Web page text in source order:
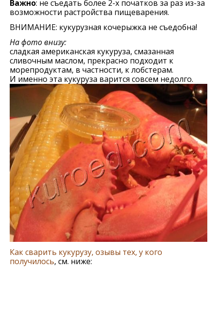
Важно: не съедать более 2-х початков за раз из-за
возможности растройства пищеварения.
ВНИМАНИЕ: кукурузная кочерыжка не съедобна!
На фото внизу:
сладкая американская кукуруза, смазанная
сливочным маслом, прекрасно подходит к
морепродуктам, в частности, к лобстерам.
И именно эта кукуруза варится совсем недолго.
Как сварить кукурузу, озывы тех, у кого
получилось, см. ниже: